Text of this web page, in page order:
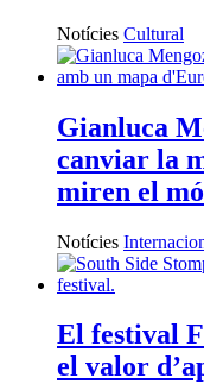
Notícies Cultural
Gianluca
canviar la
miren el
Notícies
El festival
el valor